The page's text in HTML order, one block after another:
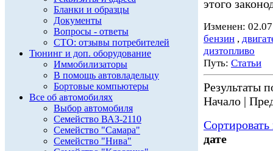
Бланки и образцы
Документы
Вопросы - ответы
СТО: отзывы потребителей
Тюнинг и доп. оборудование
Иммобилизаторы
В помощь автовладельцу
Бортовые компьютеры
Все об автомобилях
Выбор автомобиля
Семейство ВАЗ-2110
Семейство "Самара"
Семейство "Нива"
этого
Изменен:
бензин ,
дизтопливо
Путь: Статьи
Результаты
Начало |
дате